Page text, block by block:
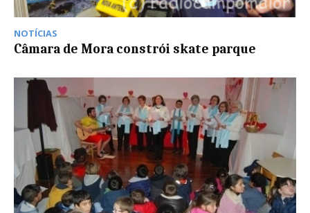
NOTÍCIAS
Câmara de Mora constrói skate parque